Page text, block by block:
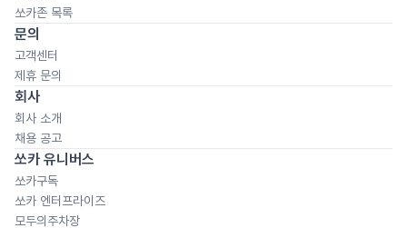
쏘카존 목록
문의
고객센터
제휴 문의
회사
회사 소개
채용 공고
쏘카 유니버스
쏘카구독
쏘카 엔터프라이즈
모두의주차장